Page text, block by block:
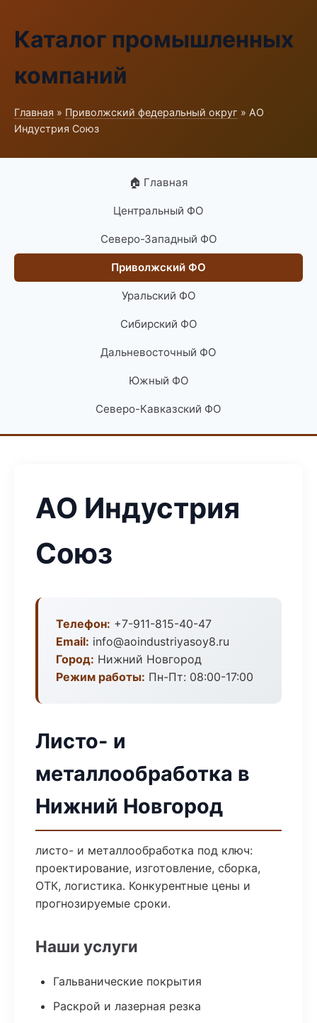
Каталог промышленных
компаний
Главная » Приволжский федеральный округ » АО
Индустрия Союз
🏠 Главная
Центральный ФО
Северо-Западный ФО
Приволжский ФО
Уральский ФО
Сибирский ФО
Дальневосточный ФО
Южный ФО
Северо-Кавказский ФО
АО Индустрия
Союз
Телефон: +7-911-815-40-47
Email: info@aoindustriyasoy8.ru
Город: Нижний Новгород
Режим работы: Пн-Пт: 08:00-17:00
Листо- и
металлообработка в
Нижний Новгород
листо- и металлообработка под ключ:
проектирование, изготовление, сборка,
ОТК, логистика. Конкурентные цены и
прогнозируемые сроки.
Наши услуги
Гальванические покрытия
Раскрой и лазерная резка